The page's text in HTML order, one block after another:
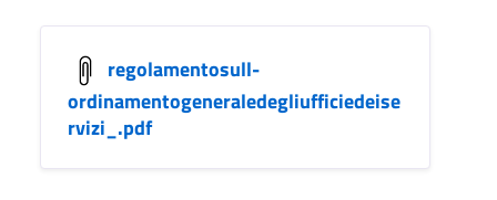
regolamentosull-
ordinamentogeneraledegliufficiedeise
rvizi_.pdf